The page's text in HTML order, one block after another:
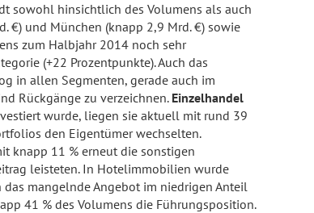
sowohl hinsichtlich des Volumens als auch
€) und München (knapp 2,9 Mrd. €) sowie
zum Halbjahr 2014 noch sehr
(+22 Prozentpunkte). Auch das
in allen Segmenten, gerade auch im
Rückgänge zu verzeichnen. Einzelhandel
wurde, liegen sie aktuell mit rund 39
den Eigentümer wechselten.
knapp 11 % erneut die sonstigen
leisteten. In Hotelimmobilien wurde
mangelnde Angebot im niedrigen Anteil
41 % des Volumens die Führungsposition.